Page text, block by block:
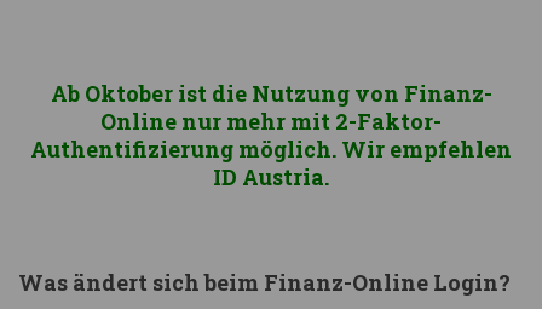
Ab Oktober ist die Nutzung von Finanz-
Online nur mehr mit 2-Faktor-
Authentifizierung möglich. Wir empfehlen
ID Austria.
Was ändert sich beim Finanz-Online Login?